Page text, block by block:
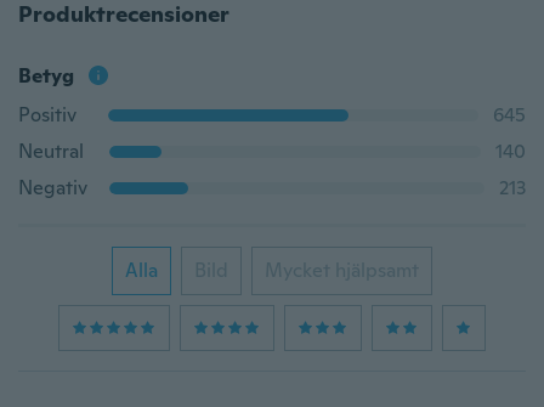
Produktrecensioner
Betyg
Positiv
645
Neutral
140
Negativ
213
Alla Bild Mycket hjälpsamt